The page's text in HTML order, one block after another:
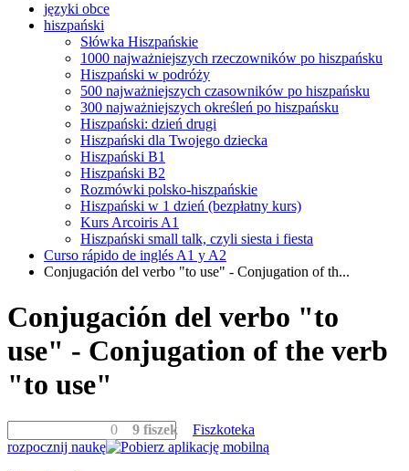
języki obce
hiszpański
Słówka Hiszpańskie
1000 najważniejszych rzeczowników po hiszpańsku
Hiszpański w podróży
500 najważniejszych czasowników po hiszpańsku
300 najważniejszych określeń po hiszpańsku
Hiszpański: dzień drugi
Hiszpański dla Twojego dziecka
Hiszpański B1
Hiszpański B2
Rozmówki polsko-hiszpańskie
Hiszpański w 1 dzień (bezpłatny kurs)
Kurs Arcoiris A1
Hiszpański small talk, czyli siesta i fiesta
Curso rápido de inglés A1 y A2
Conjugación del verbo "to use" - Conjugation of th...
Conjugación del verbo "to
use" - Conjugation of the verb
"to use"
0 9 fiszek
Fiszkoteka
rozpocznij naukę